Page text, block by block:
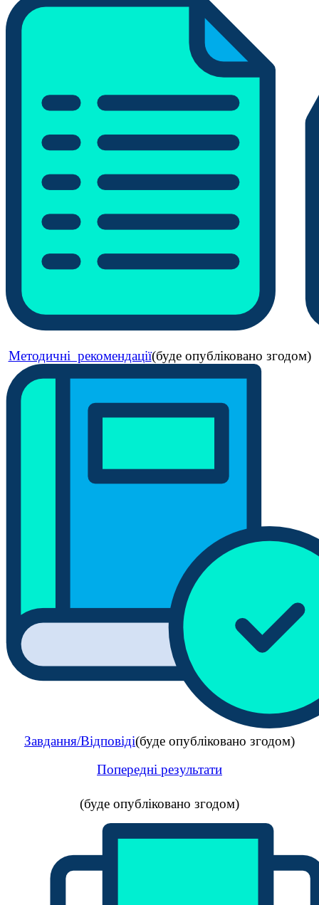
Методичні рекомендації(буде опубліковано згодом)
Завдання/Відповіді(буде опубліковано згодом)
Попередні результати
(буде опубліковано згодом)